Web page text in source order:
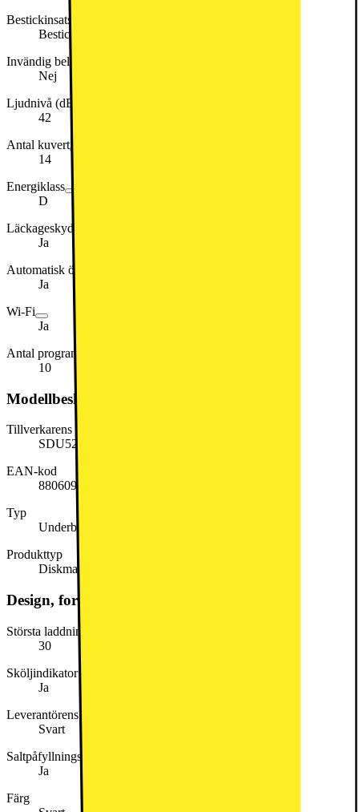
Bestickinsats
Besticklåda
Invändig belysning
Nej
Ljudnivå (dB)
42
Antal kuvert
14
Energiklass
D
Läckageskydd på vatteninlopp (aquastop/PEX)
Ja
Automatisk öppning
Ja
Wi-Fi
Ja
Antal program
10
Modellbeskrivning
Tillverkarens artikelnummer
SDU527HM
EAN-kod
8806091002785
Typ
Underbyggd
Produkttyp
Diskmaskin
Design, form och placering
Största laddningsbara disk för undre korg (cm)
30
Sköljindikator
Ja
Leverantörens färgnamn
Svart
Saltpåfyllningsindikator
Ja
Färg